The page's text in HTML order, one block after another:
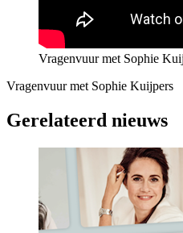
Vragenvuur met Sophie
Vragenvuur met Sophie Kuijpers
Gerelateerd nieuws